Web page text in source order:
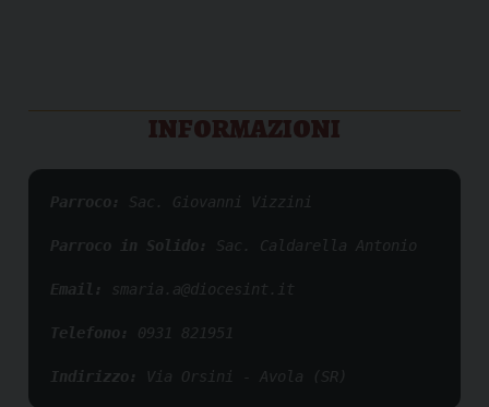
INFORMAZIONI
Parroco: Sac. Giovanni Vizzini
Parroco in Solido: Sac. Caldarella Antonio
Email: smaria.a@diocesint.it
Telefono: 0931 821951
Indirizzo: Via Orsini - Avola (SR)